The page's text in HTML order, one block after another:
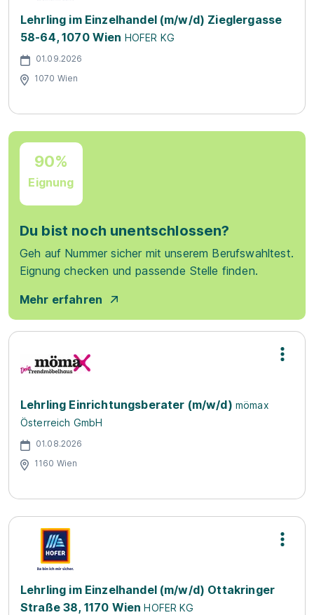
Lehrling im Einzelhandel (m/w/d) Zieglergasse
58-64, 1070 Wien HOFER KG
01.09.2026
1070 Wien
90%
Eignung
Du bist noch unentschlossen?
Geh auf Nummer sicher mit unserem Berufswahltest.
Eignung checken und passende Stelle finden.
Mehr erfahren
Lehrling Einrichtungsberater (m/w/d) mömax
Österreich GmbH
01.08.2026
1160 Wien
Lehrling im Einzelhandel (m/w/d) Ottakringer
Straße 38, 1170 Wien HOFER KG